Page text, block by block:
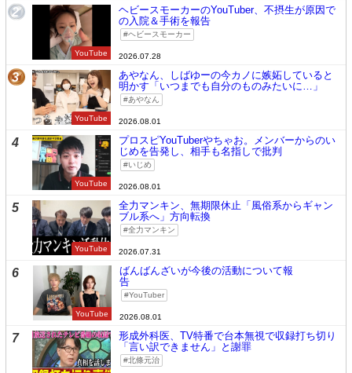
2
YouTube
ヘビースモーカーのYouTuber、不摂生が原因で
の入院＆手術を報告
ヘビースモーカー
2026.07.28
3
YouTube
あやなん、しばゆーの今カノに嫉妬していると
明かす「いつまでも自分のものみたいに…」
あやなん
2026.08.01
4
YouTube
プロスピYouTuberやちゃお。メンバーからのい
じめを告発し、相手も名指しで批判
いじめ
2026.08.01
5
YouTube
全力マンキン、無期限休止「風俗系からギャン
ブル系へ」方向転換
全力マンキン
2026.07.31
6
YouTube
ばんばんざいが今後の活動について報
告
YouTuber
2026.08.01
7
形成外科医、TV特番で台本無視で収録打ち切り
「言い訳できません」と謝罪
北條元治